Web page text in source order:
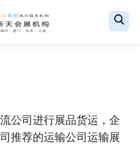
公司进行展品货运，企
推荐的运输公司运输展